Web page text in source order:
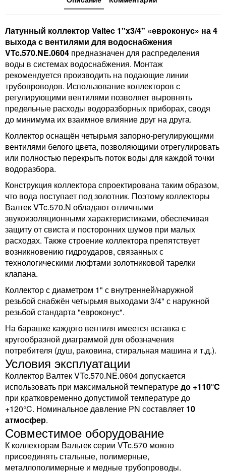
Латунный коллектор Valtec 1"x3/4" «евроконус» на 4
выхода с вентилями для водоснабжения
VTc.570.NE.0604 предназначен для распределения
воды в системах водоснабжения. Монтаж
рекомендуется производить на подающие линии
трубопроводов. Использование коллекторов с
регулирующими вентилями позволяет выровнять
предельные расходы водоразборных приборах, сводя
до минимума их взаимное влияние друг на друга.
Коллектор оснащён четырьмя запорно-регулирующими
вентилями белого цвета, позволяющими отрегулировать
или полностью перекрыть поток воды для каждой точки
водоразбора.
Конструкция коллектора спроектирована таким образом,
что вода поступает под золотник. Поэтому коллекторы
Валтек VTc.570.N обладают отличными
звукоизоляционными характеристиками, обеспечивая
защиту от свиста и посторонних шумов при малых
расходах. Также строение коллектора препятствует
возникновению гидроударов, связанных с
технологическими люфтами золотниковой тарелки
клапана.
Коллектор с диаметром 1" с внутренней/наружной
резьбой снабжён четырьмя выходами 3/4" с наружной
резьбой стандарта "евроконус".
На барашке каждого вентиля имеется вставка с
кругообразной диаграммой для обозначения
потребителя (душ, раковина, стиральная машина и т.д.).
Условия эксплуатации
Коллектор Валтек VTc.570.NE.0604 допускается
использовать при максимальной температуредо +110°C
при кратковременно допустимой температуре до
+120°C. Номинальное давление PN составляет 10
атмосфер.
Совместимое оборудование
К коллекторам Вальтек серии VTc.570 можно
присоединять стальные, полимерные,
металлополимерные и медные трубопроводы.